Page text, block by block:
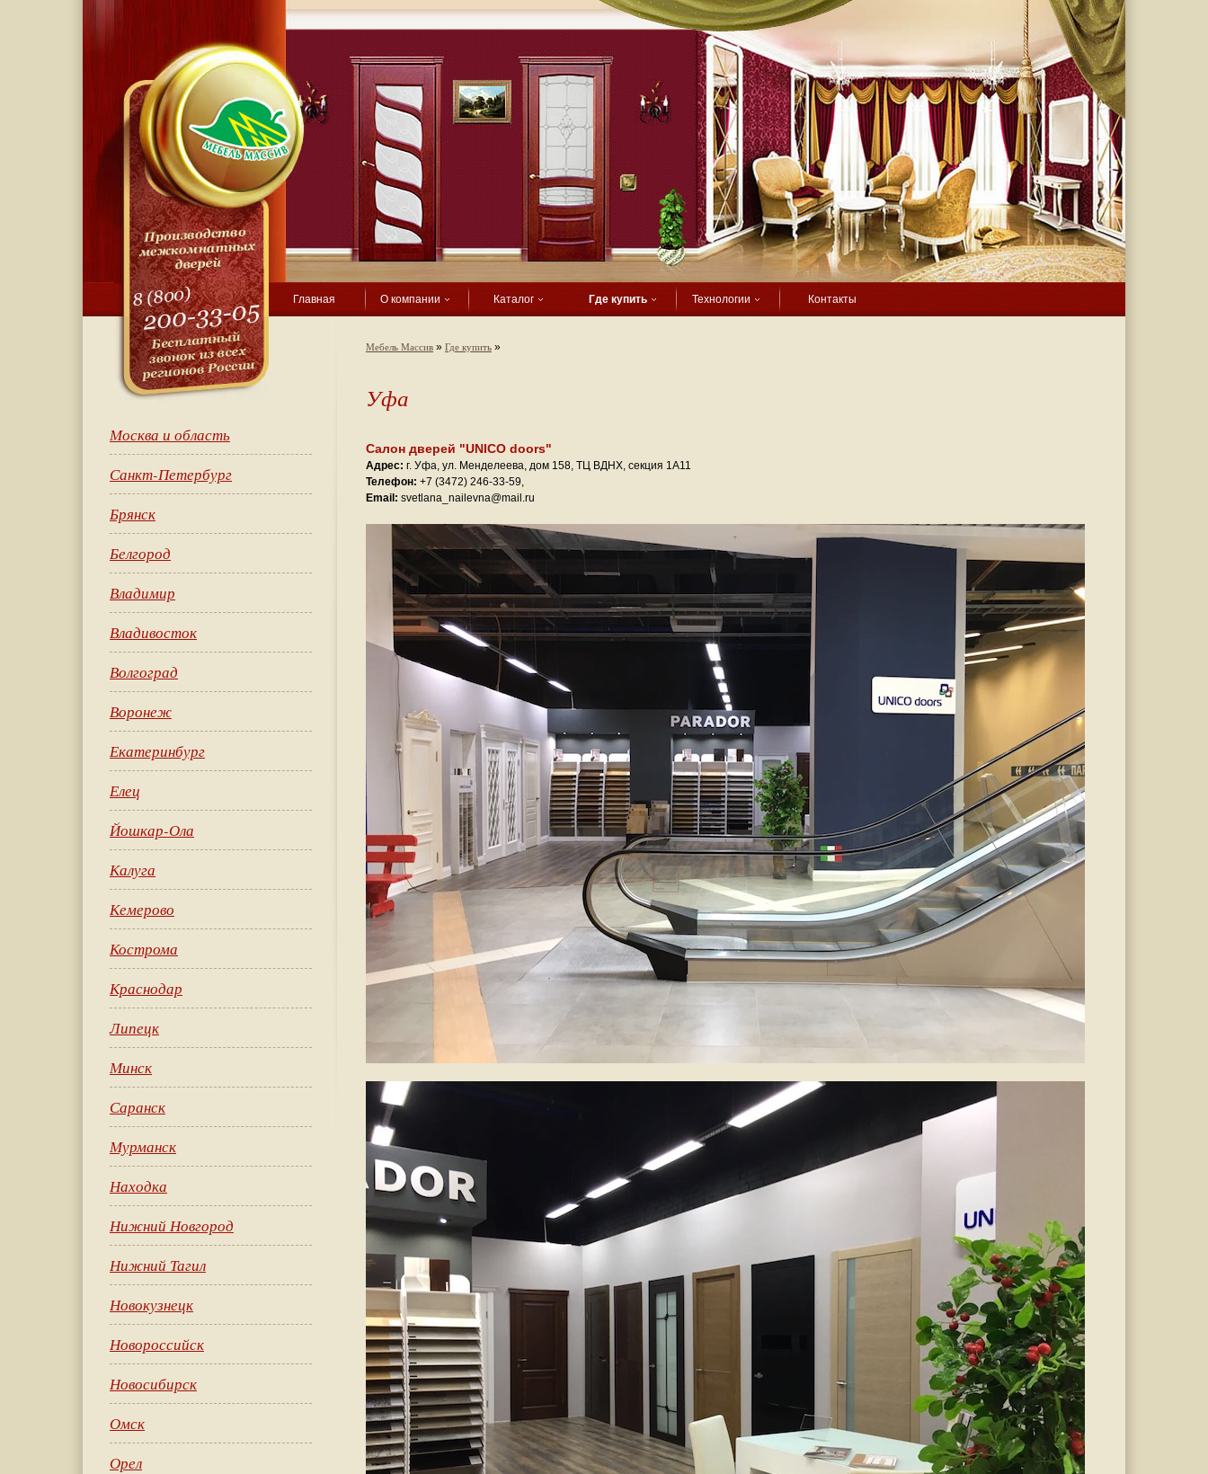
Главная О компании Каталог Где купить Технологии Контакты
Москва и область
Санкт-Петербург
Брянск
Белгород
Владимир
Владивосток
Волгоград
Воронеж
Екатеринбург
Елец
Йошкар-Ола
Калуга
Кемерово
Кострома
Краснодар
Липецк
Минск
Саранск
Мурманск
Находка
Нижний Новгород
Нижний Тагил
Новокузнецк
Новороссийск
Новосибирск
Омск
Орел
Мебель Массив » Где купить »
Уфа
Салон дверей "UNICO doors"
Адрес: г. Уфа, ул. Менделеева, дом 158, ТЦ ВДНХ, секция 1А11
Телефон: +7 (3472) 246-33-59,
Email: svetlana_nailevna@mail.ru